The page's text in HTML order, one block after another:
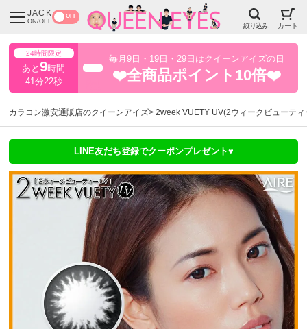
JACK
ON/OFF
OFF
絞り込み カート
24時間限定
あと9時間
41分21秒
毎月9日・19日・29日はクイーンアイズの日
❤️全商品ポイント10倍❤️
カラコン激安通販店のクイーンアイズ 2week VUETY UV(2ウィークビューティ
LINE友だち登録でクーポンプレゼント♥